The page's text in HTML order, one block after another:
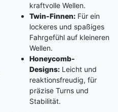
kraftvolle Wellen.
Twin-Finnen:Für ein
lockeres und spaßiges
Fahrgefühl auf kleineren
Wellen.
Honeycomb-
Designs:Leicht und
reaktionsfreudig, für
präzise Turns und
Stabilität.